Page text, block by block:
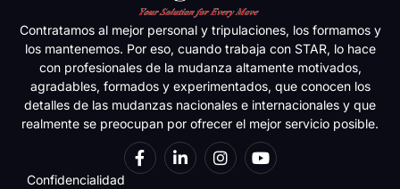
Contratamos al mejor personal y tripulaciones, los formamos y
los mantenemos. Por eso, cuando trabaja con STAR, lo hace
con profesionales de la mudanza altamente motivados,
agradables, formados y experimentados, que conocen los
detalles de las mudanzas nacionales e internacionales y que
realmente se preocupan por ofrecer el mejor servicio posible.
Confidencialidad